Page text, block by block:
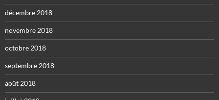
décembre 2018
novembre 2018
octobre 2018
septembre 2018
août 2018